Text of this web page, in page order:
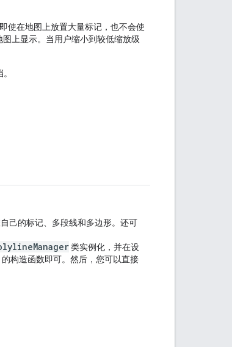
使在地图上放置大量标记，也不会使
上显示。当用户缩小到较低缩放级
己的标记、多段线和多边形。还可
类实例化，并在设
的构造函数即可。然后，您可以直接